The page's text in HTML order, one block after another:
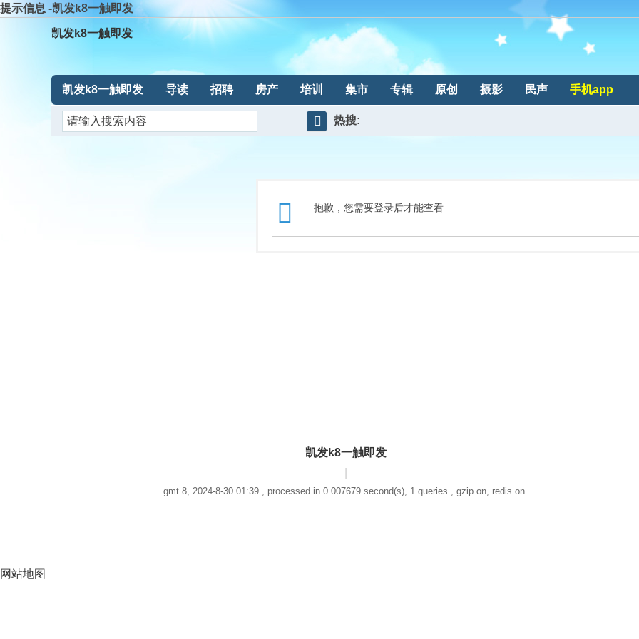
提示信息 -凯发k8一触即发
凯发k8一触即发
凯发k8一触即发 导读 招聘 房产 培训 集市 专辑 原创 摄影 民声 手机app
热搜:
抱歉，您需要登录后才能查看
凯发k8一触即发
gmt 8, 2024-8-30 01:39 , processed in 0.007679 second(s), 1 queries , gzip on, redis on.
网站地图